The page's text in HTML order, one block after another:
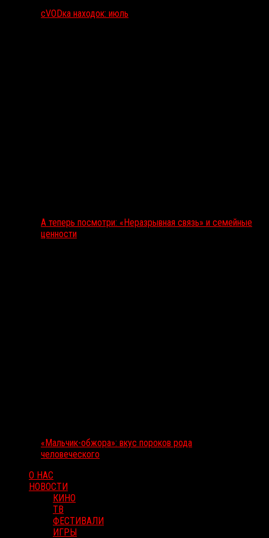
сVODка находок: июль
А теперь посмотри: «Неразрывная связь» и семейные
ценности
«Мальчик-обжора»: вкус пороков рода
человеческого
О НАС
НОВОСТИ
КИНО
ТВ
ФЕСТИВАЛИ
ИГРЫ